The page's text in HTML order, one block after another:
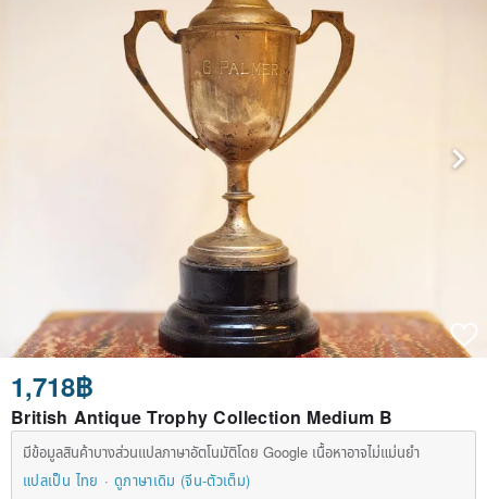
1,718฿
British Antique Trophy Collection Medium B
มีข้อมูลสินค้าบางส่วนแปลภาษาอัตโนมัติโดย Google เนื้อหาอาจไม่แม่นยำ
แปลเป็น ไทย
ดูภาษาเดิม (จีน-ตัวเต็ม)